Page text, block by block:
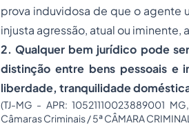
prova induvidosa de que o agente
injusta agressão, atual ou iminente,
2. Qualquer bem jurídico pode
distinção entre bens pessoais e
liberdade, tranquilidade
(TJ-MG - APR: 10521110023889001
Câmaras Criminais / 5ª CÂMARA